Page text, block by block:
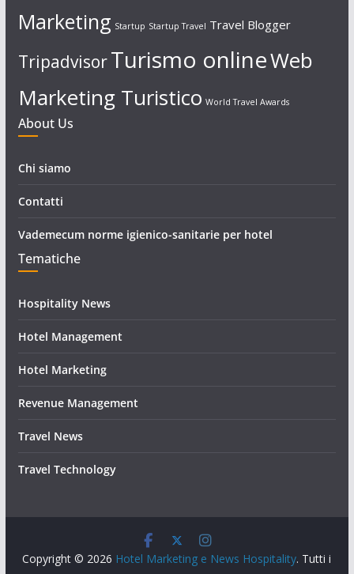
Marketing Startup Startup Travel Travel Blogger
TripadvisorTurismo onlineWeb
Marketing Turistico World Travel Awards
About Us
Chi siamo
Contatti
Vademecum norme igienico-sanitarie per hotel
Tematiche
Hospitality News
Hotel Management
Hotel Marketing
Revenue Management
Travel News
Travel Technology
Copyright © 2026 Hotel Marketing e News Hospitality. Tutti i